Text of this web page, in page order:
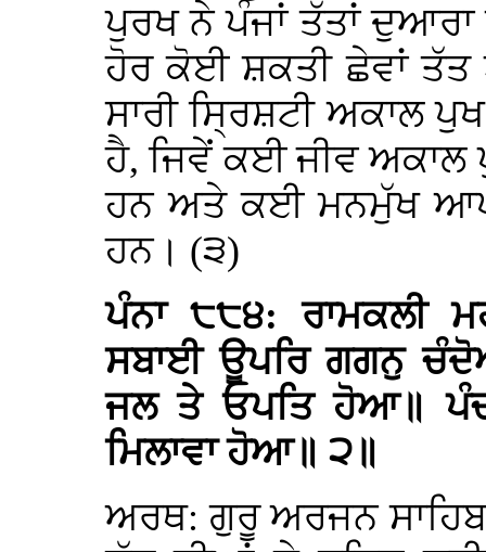
ਪੁਰਖ ਨੇ ਪੰਜਾਂ ਤੱਤਾਂ ਦੁਆਰਾ
ਹੋਰ ਕੋਈ ਸ਼ਕਤੀ ਛੇਵਾਂ ਤੱਤ
ਸਾਰੀ ਸ੍ਰਿਸ਼ਟੀ ਅਕਾਲ
ਹੈ, ਜਿਵੇਂ ਕਈ ਜੀਵ ਅਕਾਲ
ਹਨ ਅਤੇ ਕਈ ਮਨਮੁੱਖ
ਹਨ। (੩)
ਪੰਨਾ ੮੮੪: ਰਾਮਕਲੀ
ਸਬਾਈ ਊਪਰਿ ਗਗਨੁ
ਜਲ ਤੇ ਓਪਤਿ ਹੋਆ॥ ਪੰਚ
ਮਿਲਾਵਾ ਹੋਆ॥ ੨॥
ਅਰਥ: ਗੁਰੂ ਅਰਜਨ